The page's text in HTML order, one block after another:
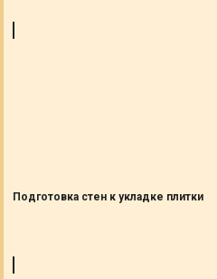
Подготовка стен к укладке плитки